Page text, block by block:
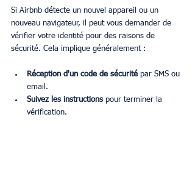
Si Airbnb détecte un nouvel appareil ou un
nouveau navigateur, il peut vous demander de
vérifier votre identité pour des raisons de
sécurité. Cela implique généralement :
Réception d'un code de sécurité par SMS ou
email.
Suivez les instructions pour terminer la
vérification.